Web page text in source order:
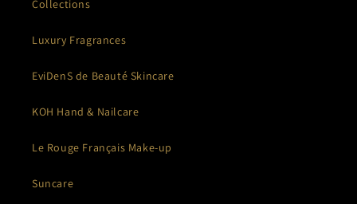
Collections
Luxury Fragrances
EviDenS de Beauté Skincare
KOH Hand & Nailcare
Le Rouge Français Make-up
Suncare